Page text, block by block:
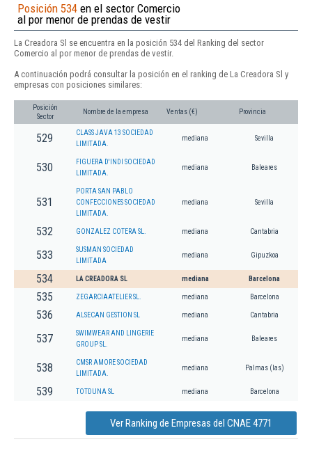
Posición 534 en el sector Comercio
al por menor de prendas de vestir
La Creadora Sl se encuentra en la posición 534 del Ranking del sector
Comercio al por menor de prendas de vestir.
A continuación podrá consultar la posición en el ranking de La Creadora Sl y
empresas con posiciones similares:
Posición
Sector
Nombre de la empresa Ventas (€) Provincia
529
CLASS JAVA 13 SOCIEDAD
LIMITADA.
mediana Sevilla
530
FIGUERA D'INDI SOCIEDAD
LIMITADA.
mediana Baleares
531
PORTA SAN PABLO
CONFECCIONES SOCIEDAD
LIMITADA.
mediana Sevilla
532 GONZALEZ COTERA SL. mediana Cantabria
533
SUSMAN SOCIEDAD
LIMITADA
mediana Gipuzkoa
534 LA CREADORA SL mediana Barcelona
535 ZEGARCIAATELIER SL. mediana Barcelona
536 ALSECAN GESTION SL mediana Cantabria
537
SWIMWEAR AND LINGERIE
GROUP SL.
mediana Baleares
538
CMSR AMORE SOCIEDAD
LIMITADA.
mediana Palmas (las)
539 TOTDUNA SL mediana Barcelona
Ver Ranking de Empresas del CNAE 4771